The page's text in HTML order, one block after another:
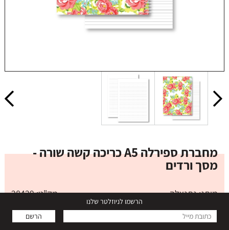
מחברת ספירלה A5 כריכה קשה שורה -
מסך ורדים
מותג:נתנאלה מק"ט: 28429
₪ 69.00
הרשמו לניוזלטר שלנו
הרשם